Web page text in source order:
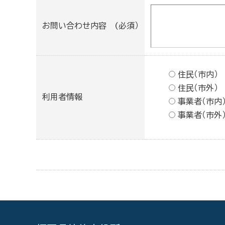
お問い合わせ内容 (必須）
利用者情報
住民（市内）
住民（市外）
事業者（市内
事業者（市外